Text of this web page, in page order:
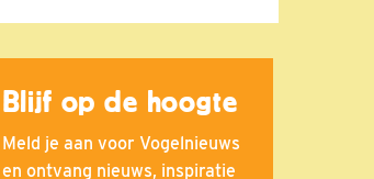
Blijf op de hoogte
Meld je aan voor Vogelnieuws
en ontvang nieuws, inspiratie